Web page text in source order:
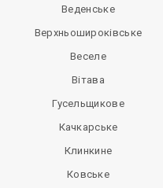
Веденське
Верхньошироківське
Веселе
Вітава
Гусельщикове
Качкарське
Клинкине
Ковське